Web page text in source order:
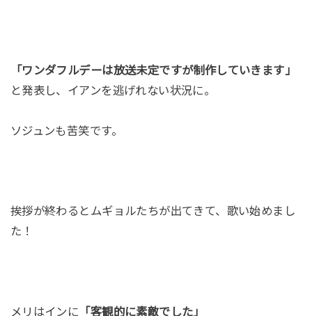
「ワンダフルデーは放送未定ですが制作していきます」
と発表し、イアンを逃げれない状況に。
ソジュンも苦笑です。
挨拶が終わるとムギョルたちが出てきて、歌い始めまし
た！
メリはインに 「客観的に素敵でした」